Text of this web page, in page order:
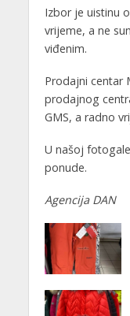
Izbor je uistinu
vrijeme, a ne
viđenim.
Prodajni centar
prodajnog
GMS, a radno
U našoj
ponude.
Agencija DAN